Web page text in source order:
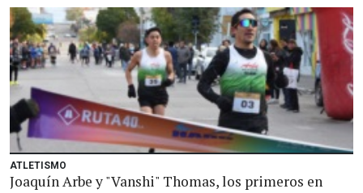
ATLETISMO
Joaquín Arbe y "Vanshi" Thomas, los primeros en